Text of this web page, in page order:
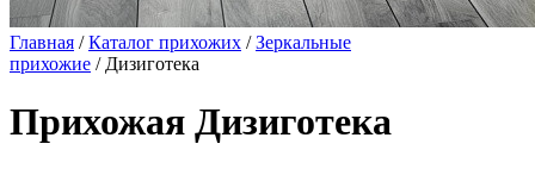
Главная /Каталог прихожих /Зеркальные
прихожие / Дизиготека
Прихожая Дизиготека